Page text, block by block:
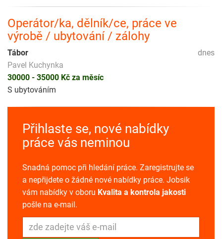
Operátor/ka, dělník/ce, práce ve
výrobě / ubytování / zálohy
dnes
Tábor
Pavel Kuchynka
30000 - 35000 Kč za měsíc
S ubytováním
Přihlaste se, nové nabídky
práce vás neminou
Snadná pomoc při hledání práce. Zaregistrujte se
a nepřijdete o žádné nové nabídky práce. Jobsik
vám nabídky v oboru Kvalita a kontrola jakosti
pošle na e-mail.